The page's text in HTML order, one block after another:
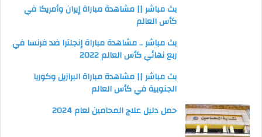
بث مباشر || مشاهدة مباراة إيران وأمريكا في
كأس العالم
بث مباشر .. مشاهدة مباراة إنجلترا ضد فرنسا في
ربع نهائي كأس العالم 2022
بث مباشر || مشاهدة مباراة البرازيل وكوريا
الجنوبية في كأس العالم
حمل دليل علاج المحامين لعام 2024